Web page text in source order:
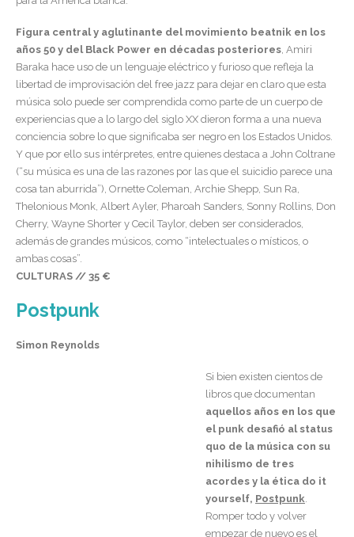
Figura central y aglutinante del movimiento beatnik en los
años 50 y del Black Power en décadas posteriores, Amiri
Baraka hace uso de un lenguaje eléctrico y furioso que refleja la
libertad de improvisación del free jazz para dejar en claro que esta
música solo puede ser comprendida como parte de un cuerpo de
experiencias que a lo largo del siglo XX dieron forma a una nueva
conciencia sobre lo que significaba ser negro en los Estados Unidos.
Y que por ello sus intérpretes, entre quienes destaca a John Coltrane
(“su música es una de las razones por las que el suicidio parece una
cosa tan aburrida”), Ornette Coleman, Archie Shepp, Sun Ra,
Thelonious Monk, Albert Ayler, Pharoah Sanders, Sonny Rollins, Don
Cherry, Wayne Shorter y Cecil Taylor, deben ser considerados,
además de grandes músicos, como “intelectuales o místicos, o
ambas cosas”.
CULTURAS // 35 €
Postpunk
Simon Reynolds
Si bien existen cientos de
libros que documentan
aquellos años en los que
el punk desafió al status
quo de la música con su
nihilismo de tres
acordes y la ética do it
yourself, Postpunk.
Romper todo y volver
empezar de nuevo es el